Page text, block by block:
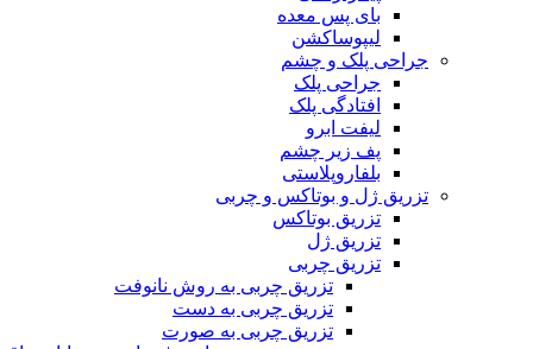
بای پس معده
لیپوساکشن
جراحی پلک و چشم
جراحی پلک
افتادگی پلک
لیفت ابرو
پف زیر چشم
بلفاروپلاستی
تزریق ژل و بوتاکس و چربی
تزریق بوتاکس
تزریق ژل
تزریق چربی
تزریق چربی به روش نانوفت
تزریق چربی به دست
تزریق چربی به صورت